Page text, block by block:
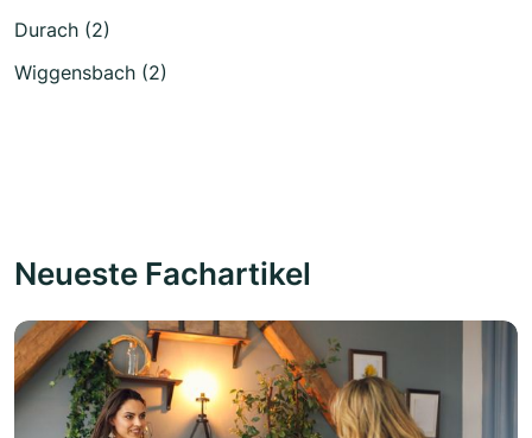
Durach (2)
Wiggensbach (2)
Neueste Fachartikel